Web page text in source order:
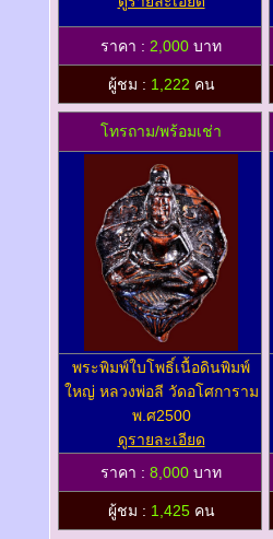
ราคา : 2,000 บาท
ผู้ชม : 1,222 คน
โทรถาม/พร้อมเช่า
พระพิมพ์ใบโพธิ์เนื้อดินพิมพ์
ใหญ่ หลวงพ่อลี วัดอโศการาม
พ.ศ2500
ดูรายละเอียด
ราคา : 8,000 บาท
ผู้ชม : 1,425 คน